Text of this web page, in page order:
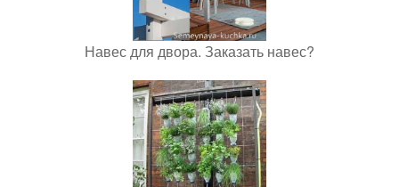
Навес для двора. Заказать навес?